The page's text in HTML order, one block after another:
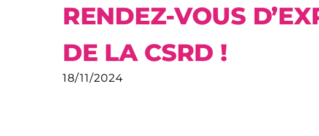
RENDEZ-VOUS
DE LA CSRD !
18/11/2024